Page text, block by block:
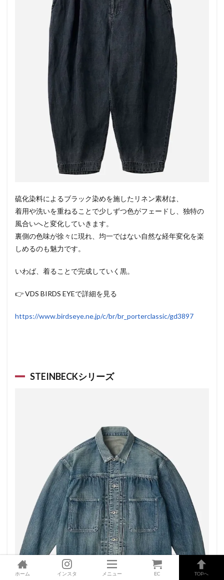
硫化染料によるブラック染めを施したリネン素材は、
着用や洗いを重ねることで少しずつ色がフェードし、独特の
風合いへと変化していきます。
裏側の色味が徐々に現れ、均一ではない自然な経年変化を楽
しめるのも魅力です。
いわば、着ることで完成していく黒。
👉 VDS BIRDS EYEで詳細を見る
https://www.birdseye.ne.jp/c/br/br_porterclassic/gd3897
STEINBECKシリーズ
ホーム インスタ メニュー EC TOPへ